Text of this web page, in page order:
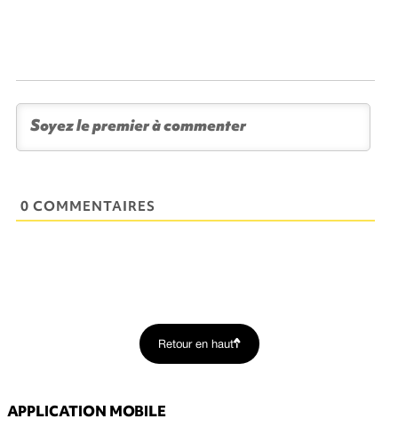
0 COMMENTAIRES
Retour en haut
APPLICATION MOBILE